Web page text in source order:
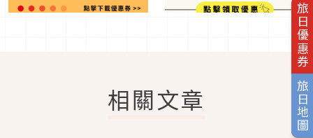
旅日優惠券
旅日地圖
相關文章